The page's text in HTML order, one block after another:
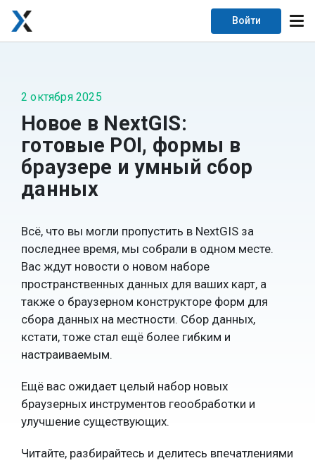
Войти
2 октября 2025
Новое в NextGIS:
готовые POI, формы в
браузере и умный сбор
данных
Всё, что вы могли пропустить в NextGIS за
последнее время, мы собрали в одном месте.
Вас ждут новости о новом наборе
пространственных данных для ваших карт, а
также о браузерном конструкторе форм для
сбора данных на местности. Сбор данных,
кстати, тоже стал ещё более гибким и
настраиваемым.
Ещё вас ожидает целый набор новых
браузерных инструментов геообработки и
улучшение существующих.
Читайте, разбирайтесь и делитесь впечатлениями